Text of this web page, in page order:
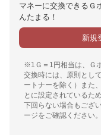
マネーに交換できるＧ
んたまる！
新規
※1Ｇ＝1円相当は、Ｇ
交換時には、原則とし
ートナーを除く）また
とに設定されているた
下回らない場合もござ
ージをご確認ください。